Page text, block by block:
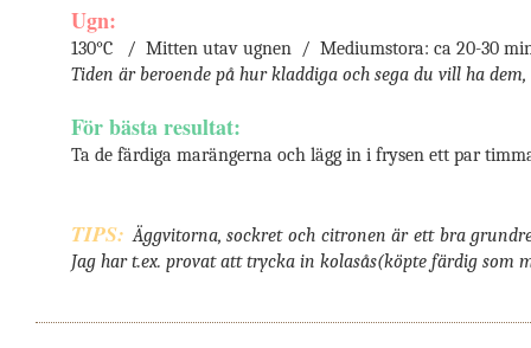
Ugn:
130°C / Mitten utav ugnen / Mediumstora: ca 20-30
Tiden är beroende på hur kladdiga och sega du vill ha
För bästa resultat:
Ta de färdiga marängerna och lägg in i frysen ett par
TIPS:Äggvitorna, sockret och citronen är ett bra
Jag har t.ex. provat att trycka in kolasås(köpte färdig